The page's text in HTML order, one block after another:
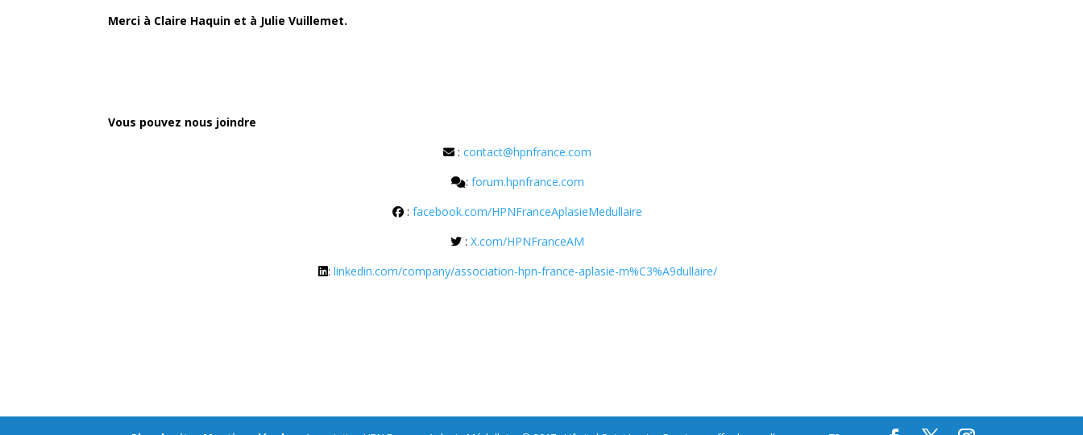
Merci à Claire Haquin et à Julie Vuillemet.
Vous pouvez nous joindre
:contact@hpnfrance.com
: forum.hpnfrance.com
:facebook.com/HPNFranceAplasieMedullaire
:X.com/HPNFranceAM
: linkedin.com/company/association-hpn-france-aplasie-m%C3%A9dullaire/